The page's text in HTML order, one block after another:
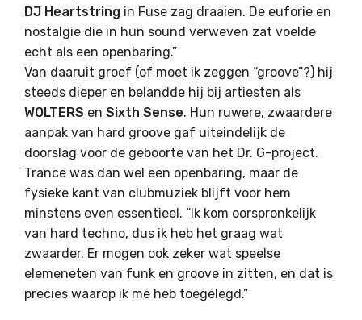
DJ Heartstring in Fuse zag draaien. De euforie en
nostalgie die in hun sound verweven zat voelde
echt als een openbaring.”
Van daaruit groef (of moet ik zeggen “groove”?) hij
steeds dieper en belandde hij bij artiesten als
WOLTERS en Sixth Sense. Hun ruwere, zwaardere
aanpak van hard groove gaf uiteindelijk de
doorslag voor de geboorte van het Dr. G-project.
Trance was dan wel een openbaring, maar de
fysieke kant van clubmuziek blijft voor hem
minstens even essentieel. “Ik kom oorspronkelijk
van hard techno, dus ik heb het graag wat
zwaarder. Er mogen ook zeker wat speelse
elemeneten van funk en groove in zitten, en dat is
precies waarop ik me heb toegelegd.”